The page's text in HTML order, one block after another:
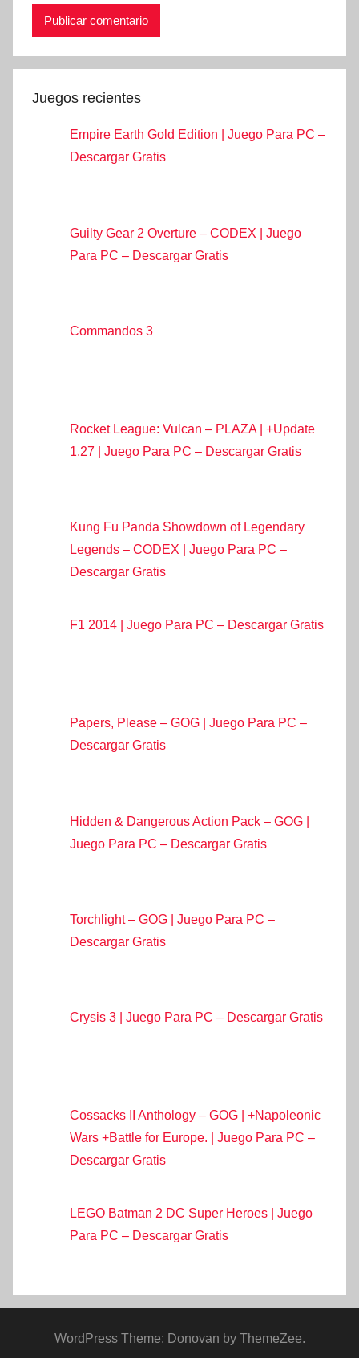
Juegos recientes
Empire Earth Gold Edition | Juego Para PC –
Descargar Gratis
Guilty Gear 2 Overture – CODEX | Juego
Para PC – Descargar Gratis
Commandos 3
Rocket League: Vulcan – PLAZA | +Update
1.27 | Juego Para PC – Descargar Gratis
Kung Fu Panda Showdown of Legendary
Legends – CODEX | Juego Para PC –
Descargar Gratis
F1 2014 | Juego Para PC – Descargar Gratis
Papers, Please – GOG | Juego Para PC –
Descargar Gratis
Hidden & Dangerous Action Pack – GOG |
Juego Para PC – Descargar Gratis
Torchlight – GOG | Juego Para PC –
Descargar Gratis
Crysis 3 | Juego Para PC – Descargar Gratis
Cossacks II Anthology – GOG | +Napoleonic
Wars +Battle for Europe. | Juego Para PC –
Descargar Gratis
LEGO Batman 2 DC Super Heroes | Juego
Para PC – Descargar Gratis
WordPress Theme: Donovan by ThemeZee.